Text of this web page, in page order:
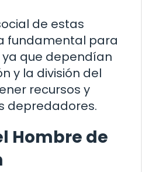
de estas
fundamental para
ya que dependían
y la división del
recursos y
depredadores.
Hombre de